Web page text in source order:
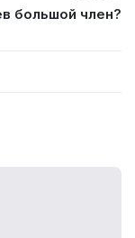
большой член?